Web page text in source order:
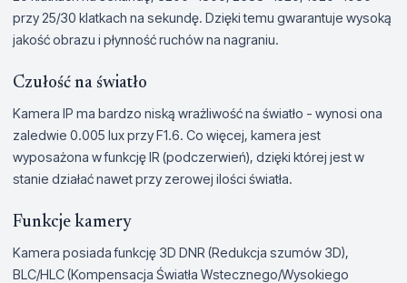
przy 25/30 klatkach na sekundę. Dzięki temu gwarantuje wysoką
jakość obrazu i płynność ruchów na nagraniu.
Czułość na światło
Kamera IP ma bardzo niską wrażliwość na światło - wynosi ona
zaledwie 0.005 lux przy F1.6. Co więcej, kamera jest
wyposażona w funkcję IR (podczerwień), dzięki której jest w
stanie działać nawet przy zerowej ilości światła.
Funkcje kamery
Kamera posiada funkcję 3D DNR (Redukcja szumów 3D),
BLC/HLC (Kompensacja Światła Wstecznego/Wysokiego